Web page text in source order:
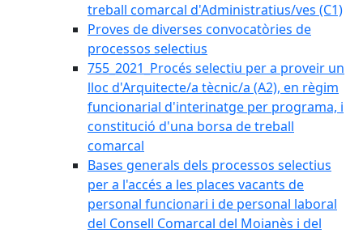
treball comarcal d'Administratius/ves (C1)
Proves de diverses convocatòries de
processos selectius
755_2021_Procés selectiu per a proveir un
lloc d'Arquitecte/a tècnic/a (A2), en règim
funcionarial d'interinatge per programa, i
constitució d'una borsa de treball
comarcal
Bases generals dels processos selectius
per a l'accés a les places vacants de
personal funcionari i de personal laboral
del Consell Comarcal del Moianès i del